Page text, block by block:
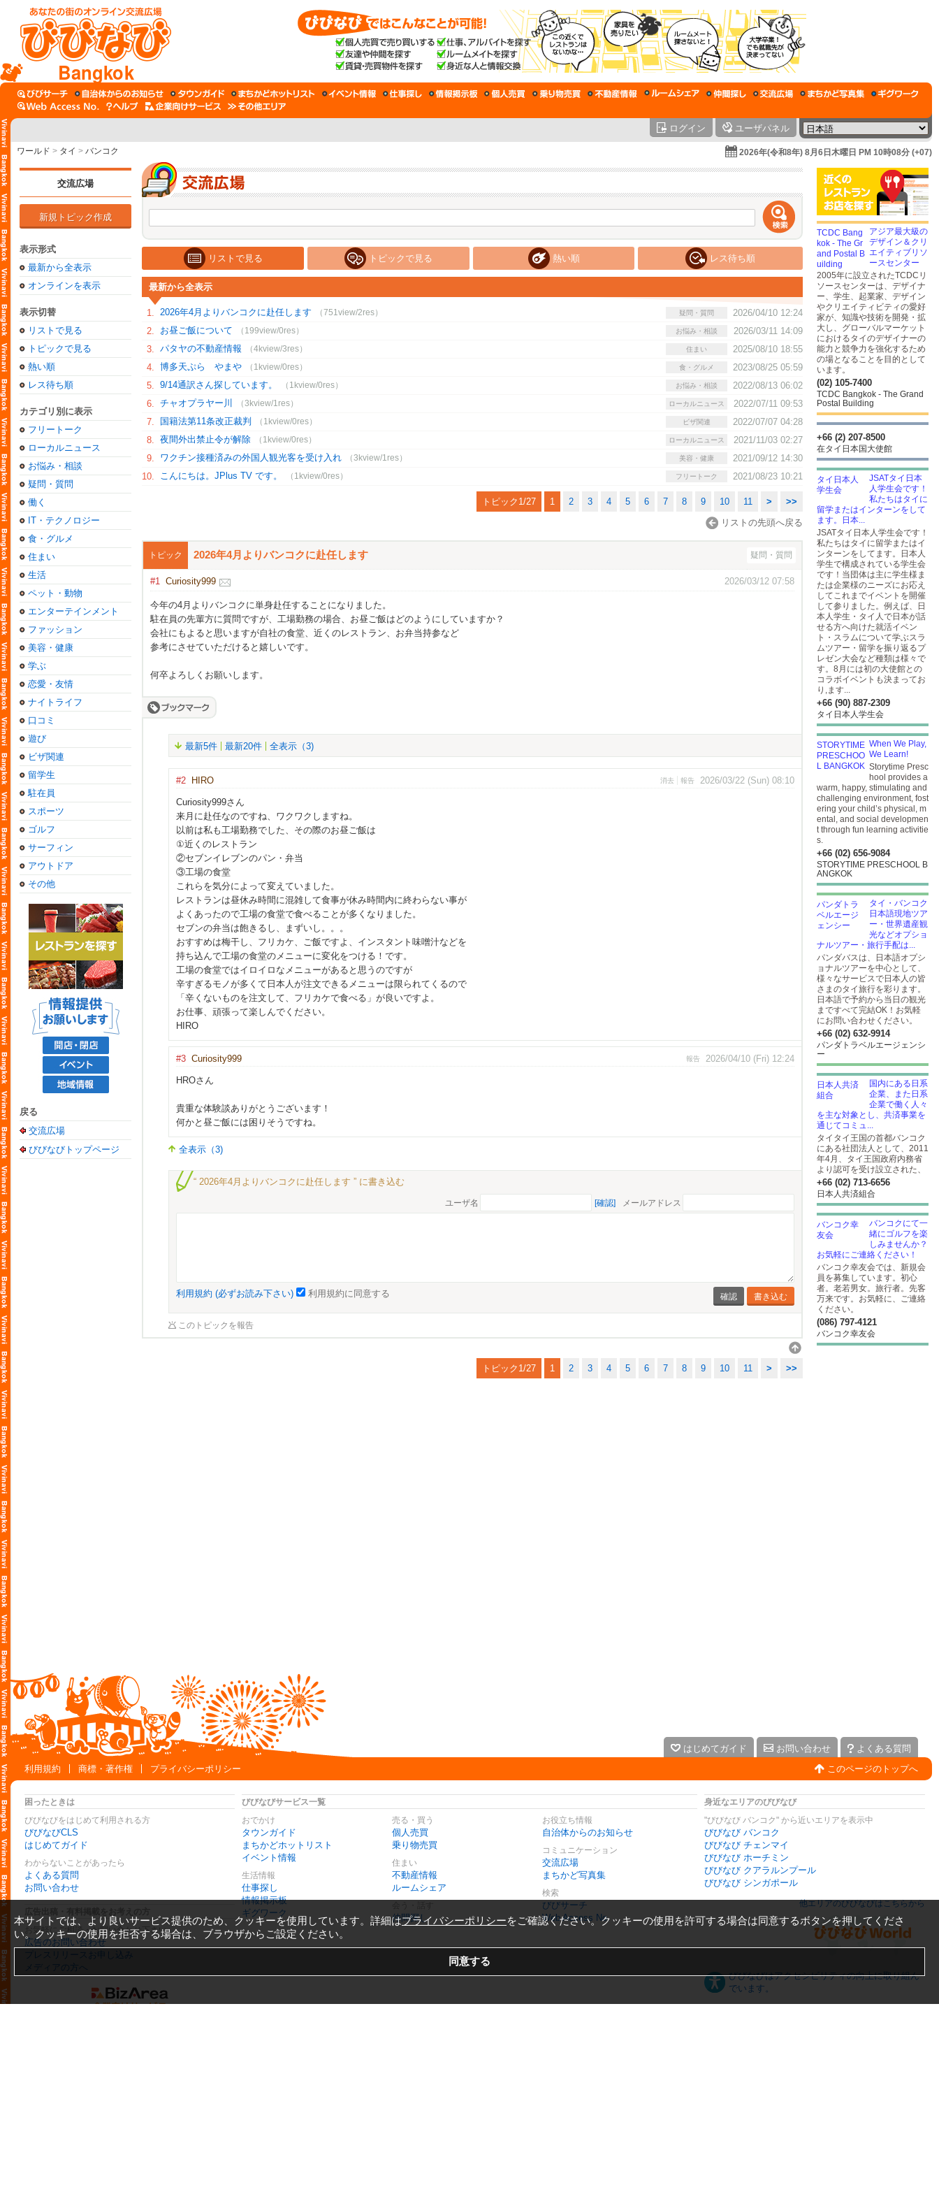
Bangkok
ログイン ユーザパネル
ワールド > タイ > バンコク 2026年(令和8年) 8月6日木曜日 PM 10時08分 (+07)
交流広場
新規トピック作成
表示形式
最新から全表示
オンラインを表示
表示切替
リストで見る
トピックで見る
熱い順
レス待ち順
カテゴリ別に表示
フリートーク
ローカルニュース
お悩み・相談
疑問・質問
働く
IT・テクノロジー
食・グルメ
住まい
生活
ペット・動物
エンターテインメント
ファッション
美容・健康
学ぶ
恋愛・友情
ナイトライフ
口コミ
遊び
ビザ関連
留学生
駐在員
スポーツ
ゴルフ
サーフィン
アウトドア
その他
戻る
交流広場
びびなびトップページ
リストで見る トピックで見る 熱い順 レス待ち順
最新から全表示
1. 2026年4月よりバンコクに赴任します （751view/2res） 疑問・質問
2026/04/10 12:24
2.
お昼ご飯について （199view/0res） お悩み・相談
2026/03/11 14:09
3. パタヤの不動産情報 （4kview/3res） 住まい
2025/08/10 18:55
4. 博多天ぷら やまや （1kview/0res） 食・グルメ
2023/08/25 05:59
5. 9/14通訳さん探しています。 （1kview/0res） お悩み・相談
2022/08/13 06:02
6. チャオプラヤー川 （3kview/1res） ローカルニュース
2022/07/11 09:53
7.
国籍法第11条改正裁判 （1kview/0res） ビザ関連
2022/07/07 04:28
8. 夜間外出禁止令が解除 （1kview/0res） ローカルニュース
2021/11/03 02:27
9.
ワクチン接種済みの外国人観光客を受け入れ （3kview/1res） 美容・健康
2021/09/12 14:30
10.
こんにちは。JPlus TV です。 （1kview/0res） フリートーク 2021/08/23 10:21
トピック1/27 1 2 3 4 5 6 7 8 9 10 11 >
>>
リストの先頭へ戻る
トピック 2026年4月よりバンコクに赴任します 疑問・質問
#1 Curiosity999 2026/03/12 07:58
今年の4月よりバンコクに単身赴任することになりました。
駐在員の先輩方に質問ですが、工場勤務の場合、お昼ご飯はどのようにしていますか？
会社にもよると思いますが自社の食堂、近くのレストラン、お弁当持参など
参考にさせていただけると嬉しいです。
何卒よろしくお願いします。
最新5件 最新20件 全表示（3)
#2 HIRO 2026/03/22 (Sun) 08:10
報告
消去
Curiosity999さん
来月に赴任なのですね、ワクワクしますね。
以前は私も工場勤務でした、その際のお昼ご飯は
①近くのレストラン
②セブンイレブンのパン・弁当
③工場の食堂
これらを気分によって変えていました。
レストランは昼休み時間に混雑して食事が休み時間内に終わらない事が
よくあったので工場の食堂で食べることが多くなりました。
セブンの弁当は飽きるし、まずいし。。。
おすすめは梅干し、フリカケ、ご飯ですよ、インスタント味噌汁などを
持ち込んで工場の食堂のメニューに変化をつける！です。
工場の食堂ではイロイロなメニューがあると思うのですが
辛すぎるモノが多くて日本人が注文できるメニューは限られてくるので
「辛くないものを注文して、フリカケで食べる」が良いですよ。
お仕事、頑張って楽しんでください。
HIRO
#3 Curiosity999 2026/04/10 (Fri) 12:24
報告
HROさん
貴重な体験談ありがとうございます！
何かと昼ご飯には困りそうですね。
全表示（3)
“ 2026年4月よりバンコクに赴任します ” に書き込む
ユーザ名 [確認] メールアドレス
利用規約 (必ずお読み下さい) 利用規約に同意する 書き込む
このトピックを報告
トピック1/27 1 2 3 4 5 6 7 8 9 10 11 > >>
アジア最大級の
デザイン＆クリ
エイティブリソ
ースセンター
2005年に設立されたTCDCリ
ソースセンターは、デザイナ
ー、学生、起業家、デザイン
やクリエイティビティの愛好
家が、知識や技術を開発・拡
大し、グローバルマーケット
におけるタイのデザイナーの
能力と競争力を強化するため
の場となることを目的として
います。
(02) 105-7400
TCDC Bangkok - The Grand
Postal Building
+66 (2) 207-8500
在タイ日本国大使館
JSATタイ日本
人学生会です！
私たちはタイに
留学またはインターンをして
ます。日本...
JSATタイ日本人学生会です！
私たちはタイに留学またはイ
ンターンをしてます。日本人
学生で構成されている学生会
です！当団体は主に学生様ま
たは企業様のニーズにお応え
してこれまでイベントを開催
して参りました。例えば、日
本人学生・タイ人で日本が話
せる方へ向けた就活イベン
ト・スラムについて学ぶスラ
ムツアー・留学を振り返るプ
レゼン大会など種類は様々で
す。8月には初の大使館との
コラボイベントも決まってお
り,ます...
+66 (90) 887-2309
タイ日本人学生会
When We Play,
We Learn!
Storytime Presc
hool provides a
warm, happy, stimulating and
challenging environment, fost
ering your child’s physical, m
ental, and social developmen
t through fun learning activitie
s.
+66 (02) 656-9084
STORYTIME PRESCHOOL B
ANGKOK
タイ・バンコク
日本語現地ツア
ー・世界遺産観
光などオプショ
ナルツアー・旅行手配は...
パンダバスは、日本語オプシ
ョナルツアーを中心として、
様々なサービスで日本人の皆
さまのタイ旅行を彩ります。
日本語で予約から当日の観光
まですべて完結OK！お気軽
にお問い合わせください。
+66 (02) 632-9914
パンダトラベルエージェンシ
ー
国内にある日系
企業、また日系
企業で働く人々
を主な対象とし、共済事業を
通じてコミュ...
タイタイ王国の首都バンコク
にある社団法人として、2011
年4月、タイ王国政府内務省
より認可を受け設立された、
+66 (02) 713-6656
日本人共済組合
バンコクにて一
緒にゴルフを楽
しみませんか？
お気軽にご連絡ください！
バンコク幸友会では、新規会
員を募集しています。初心
者。老若男女。旅行者。先客
万来です。お気軽に、ご連絡
ください。
(086) 797-4121
バンコク幸友会
はじめてガイド お問い合わせ
よくある質問
利用規約
商標・著作権 プライバシーポリシー このページのトップへ
困ったときは
びびなびをはじめて利用される方
びびなびCLS
はじめてガイド
わからないことがあったら
よくある質問
お問い合わせ
お気軽にご相談・お問い合わせ下さい
広告のお問い合わせ
プレスリリースお申し込み
メディアの方へ
びびなびサービス一覧
おでかけ
タウンガイド
まちかどホットリスト
イベント情報
生活情報
仕事探し
情報掲示板
ギグワーク
売る・買う
個人売買
乗り物売買
住まい
不動産情報
ルームシェア
仲間探し
お役立ち情報
自治体からのお知らせ
コミュニケーション
交流広場
まちかど写真集
検索
びびサーチ
Web Access No.
身近なエリアのびびなび
"びびなび バンコク" から近いエリアを表示中
びびなび バンコク
びびなび チェンマイ
びびなび ホーチミン
びびなび クアラルンプール
びびなび シンガポール
他エリアのびびなびはこちらから
びびなびはアクセシビリティの向上に取り組ん
でいます。
本サイトでは、より良いサービス提供のため、クッキーを使用しています。詳細はプライバシーポリシーをご確認ください。クッキーの使用を許可する場合は同意するボタンを押してくださ
い。クッキーの使用を拒否する場合は、ブラウザからご設定ください。